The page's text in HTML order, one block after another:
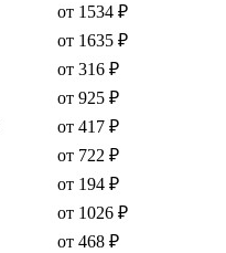
от 1534 ₽
от 1635 ₽
от 316 ₽
от 925 ₽
от 417 ₽
от 722 ₽
от 194 ₽
от 1026 ₽
от 468 ₽